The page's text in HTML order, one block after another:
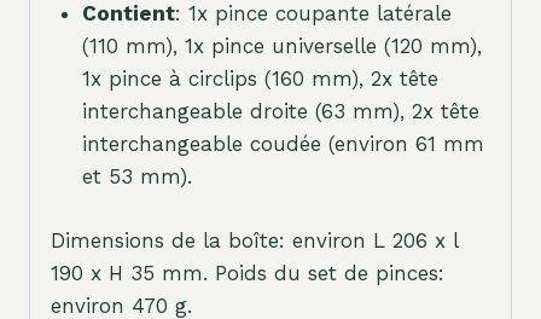
Contient: 1x pince coupante latérale
(110 mm), 1x pince universelle (120 mm),
1x pince à circlips (160 mm), 2x tête
interchangeable droite (63 mm), 2x tête
interchangeable coudée (environ 61 mm
et 53 mm).
Dimensions de la boîte: environ L 206 x l
190 x H 35 mm. Poids du set de pinces:
environ 470 g.